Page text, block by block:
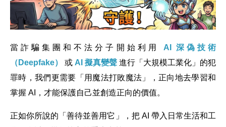
當詐騙集團和不法分子開始利用 AI 深偽技術
（Deepfake）
或 AI 擬真變聲 進行「大規模工業化」的犯
罪時，我們更需要「用魔法打敗魔法」，正向地去學習和
掌握 AI，才能保護自己並創造正向的價值。
正如你所說的「善待並善用它」，把 AI 帶入日常生活和工